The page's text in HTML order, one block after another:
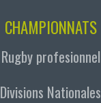
CHAMPIONNATS
Rugby profesionnel
Divisions Nationales